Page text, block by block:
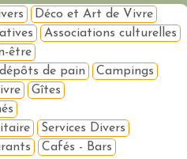
Déco et Art de Vivre
Associations culturelles
être
de pain
Campings
Gîtes
Services Divers
Cafés - Bars